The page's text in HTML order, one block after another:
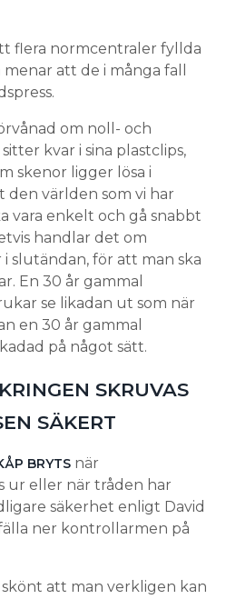
flera normcentraler fyllda
att de i många fall
om noll- och
kvar i sina plastclips,
skenor ligger lösa i
den världen som vi har
vara enkelt och gå snabbt
handlar det om
slutändan, för att man ska
En 30 år gammal
se likadan ut som när
en 30 år gammal
på något sätt.
SKRUVAS
SÄKERT
BRYTS när
ur eller när tråden har
säkerhet enligt David
ner kontrollarmen på
att man verkligen kan